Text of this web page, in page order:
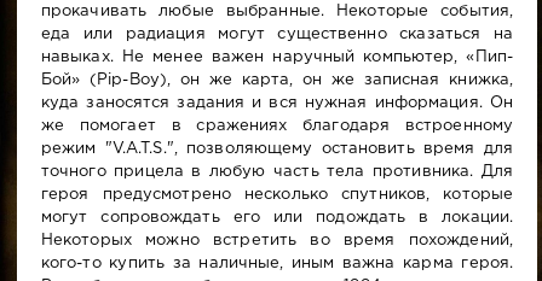
прокачивать любые выбранные. Некоторые события,
еда или радиация могут существенно сказаться на
навыках. Не менее важен наручный компьютер, «Пип-
Бой» (Pip-Boy), он же карта, он же записная книжка,
куда заносятся задания и вся нужная информация. Он
же помогает в сражениях благодаря встроенному
режим "V.A.T.S.", позволяющему остановить время для
точного прицела в любую часть тела противника. Для
героя предусмотрено несколько спутников, которые
могут сопровождать его или подождать в локации.
Некоторых можно встретить во время похождений,
кого-то купить за наличные, иным важна карма героя.